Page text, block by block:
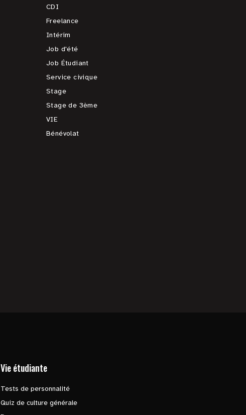
CDI
Freelance
Intérim
Job d'été
Job Étudiant
Service civique
Stage
Stage de 3ème
VIE
Bénévolat
Vie étudiante
Tests de personnalité
Quiz de culture générale